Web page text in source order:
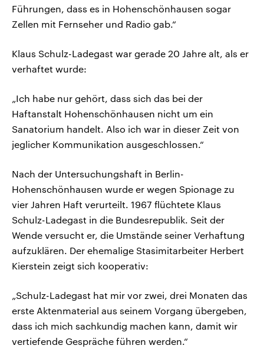
Führungen, dass es in Hohenschönhausen sogar
Zellen mit Fernseher und Radio gab.“
Klaus Schulz-Ladegast war gerade 20 Jahre alt, als er
verhaftet wurde:
„Ich habe nur gehört, dass sich das bei der
Haftanstalt Hohenschönhausen nicht um ein
Sanatorium handelt. Also ich war in dieser Zeit von
jeglicher Kommunikation ausgeschlossen.“
Nach der Untersuchungshaft in Berlin-
Hohenschönhausen wurde er wegen Spionage zu
vier Jahren Haft verurteilt. 1967 flüchtete Klaus
Schulz-Ladegast in die Bundesrepublik. Seit der
Wende versucht er, die Umstände seiner Verhaftung
aufzuklären. Der ehemalige Stasimitarbeiter Herbert
Kierstein zeigt sich kooperativ:
„Schulz-Ladegast hat mir vor zwei, drei Monaten das
erste Aktenmaterial aus seinem Vorgang übergeben,
dass ich mich sachkundig machen kann, damit wir
vertiefende Gespräche führen werden.“